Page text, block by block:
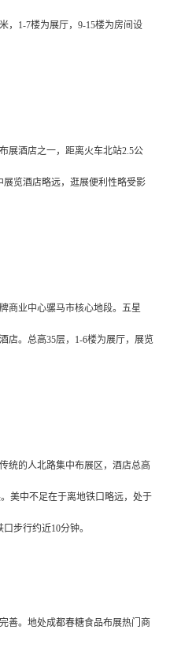
，1-7楼为展厅，9-15楼为房间设
展酒店之一，距离火车北站2.5公
览酒店略远，逛展便利性略受影
商业中心骡马市核心地段。五星
店。总高35层，1-6楼为展厅，展览
统的人北路集中布展区，酒店总高
美中不足在于离地铁口略远，处于
步行约近10分钟。
善。地处成都春糖食品布展热门商